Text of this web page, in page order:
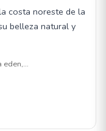
costa noreste de la
belleza natural y
eden,…